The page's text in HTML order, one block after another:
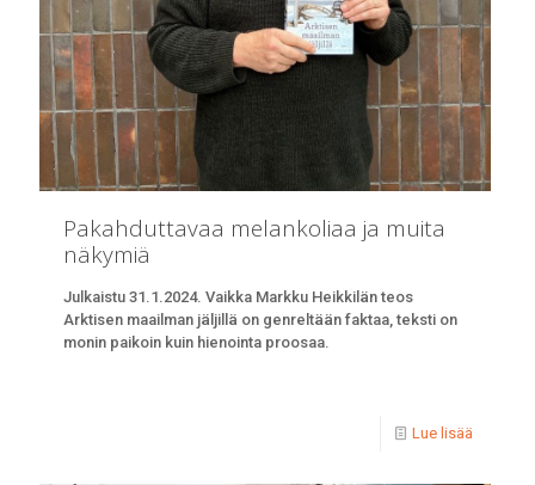
Pakahduttavaa melankoliaa ja muita
näkymiä
Julkaistu 31.1.2024. Vaikka Markku Heikkilän teos
Arktisen maailman jäljillä on genreltään faktaa, teksti on
monin paikoin kuin hienointa proosaa.
Lue lisää